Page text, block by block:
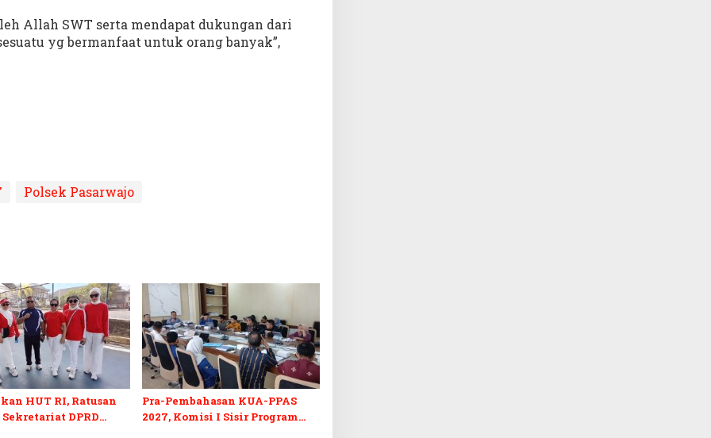
Allah SWT serta mendapat dukungan dari
yg bermanfaat untuk orang banyak”,
Polsek Pasarwajo
HUT RI, Ratusan
DPRD
Pra-Pembahasan KUA-PPAS
2027, Komisi I Sisir Program